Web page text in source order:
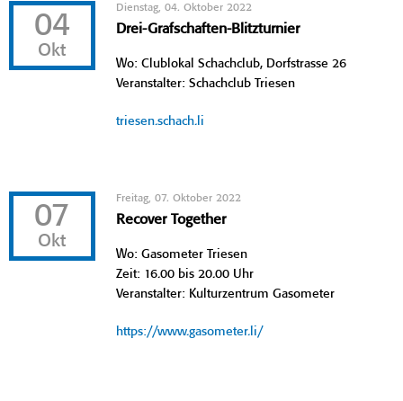
04
Okt
Dienstag, 04. Oktober 2022
Drei-Grafschaften-Blitzturnier
Wo: Clublokal Schachclub, Dorfstrasse 26
Veranstalter: Schachclub Triesen
triesen.schach.li
07
Okt
Freitag, 07. Oktober 2022
Recover Together
Wo: Gasometer Triesen
Zeit: 16.00 bis 20.00 Uhr
Veranstalter: Kulturzentrum Gasometer
https://www.gasometer.li/